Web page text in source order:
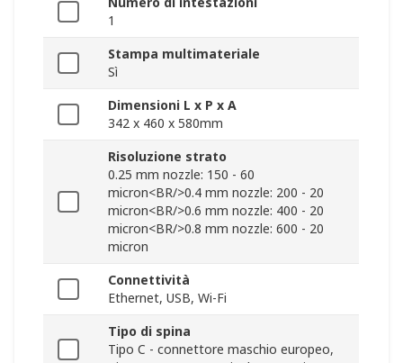
1
Stampa multimateriale
Sì
Dimensioni L x P x A
342 x 460 x 580mm
Risoluzione strato
0.25 mm nozzle: 150 - 60
micron<BR/>0.4 mm nozzle: 200 - 20
micron<BR/>0.6 mm nozzle: 400 - 20
micron<BR/>0.8 mm nozzle: 600 - 20
micron
Connettività
Ethernet, USB, Wi-Fi
Tipo di spina
Tipo C - connettore maschio europeo,